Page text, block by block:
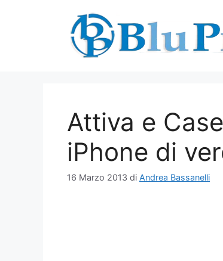
Attiva e
iPhone di
16 Marzo 2013 di Andrea Bassanelli